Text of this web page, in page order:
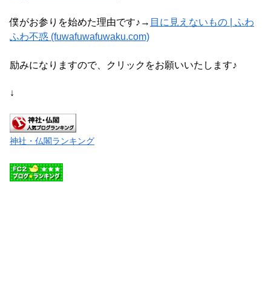
僕がお参りを始めた理由です♪→ 目に見えないもの | ふわ
ふわ不惑 (fuwafuwafuwaku.com)
励みになりますので、クリックをお願いいたします♪
↓
神社・仏閣ランキング